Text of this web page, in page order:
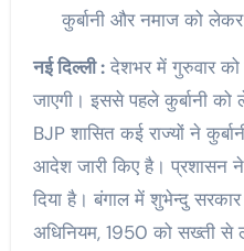
कुर्बानी और नमाज को लेकर
नई दिल्ली :देशभर में गुरुवार
जाएगी। इससे पहले कुर्बानी
BJP शासित कई राज्यों ने
आदेश जारी किए है। प्रशासन
दिया है। बंगाल में शुभेन्दु
अधिनियम, 1950 को सख्ती से